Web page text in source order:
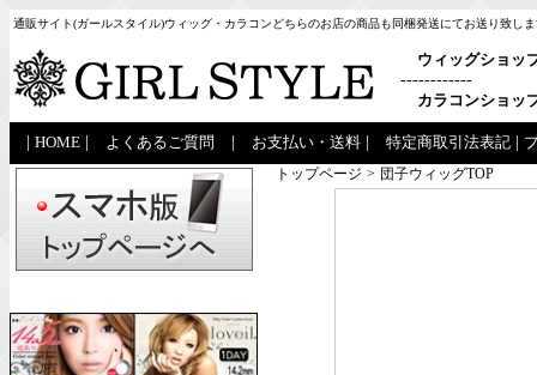
通販サイト(ガールスタイル)ウィッグ・カラコンどちらのお店の商品も同梱発送にてお送り致し
ウィッグショッ
------------
カラコンショッ
HOME よくあるご質問 お支払い・送料 特定商取引法表記
トップページ > 団子ウィッグTOP